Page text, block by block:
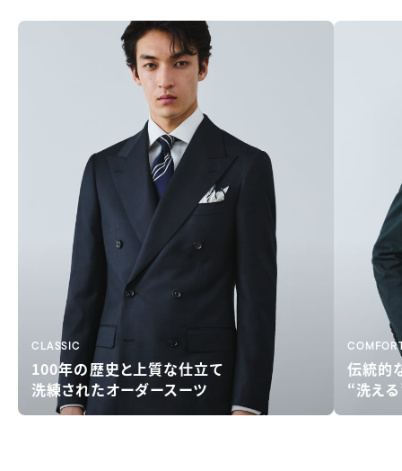
CLASSIC
100年の歴史と 上質な仕立て
洗練されたオーダースーツ
伝統的
“洗え